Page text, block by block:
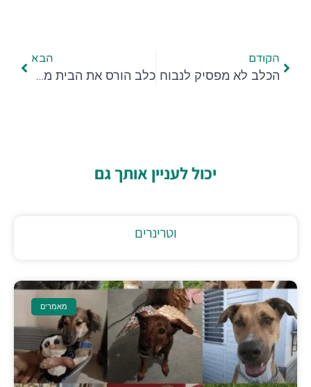
הקודם
הכלב לא מפסיק לנבוח
הבא
כלב הורס את הבית מה עושים
יכול לעניין אותך גם
וטרינרים
מאמרים